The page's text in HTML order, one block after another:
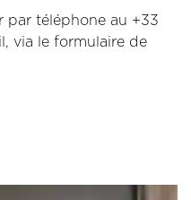
par téléphone au +33
via le formulaire de